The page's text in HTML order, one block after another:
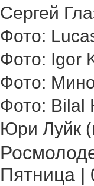
Сергей
Фото:
Фото: Igor
Фото:
Фото: Bilal
Юри Луйк
Пятница |